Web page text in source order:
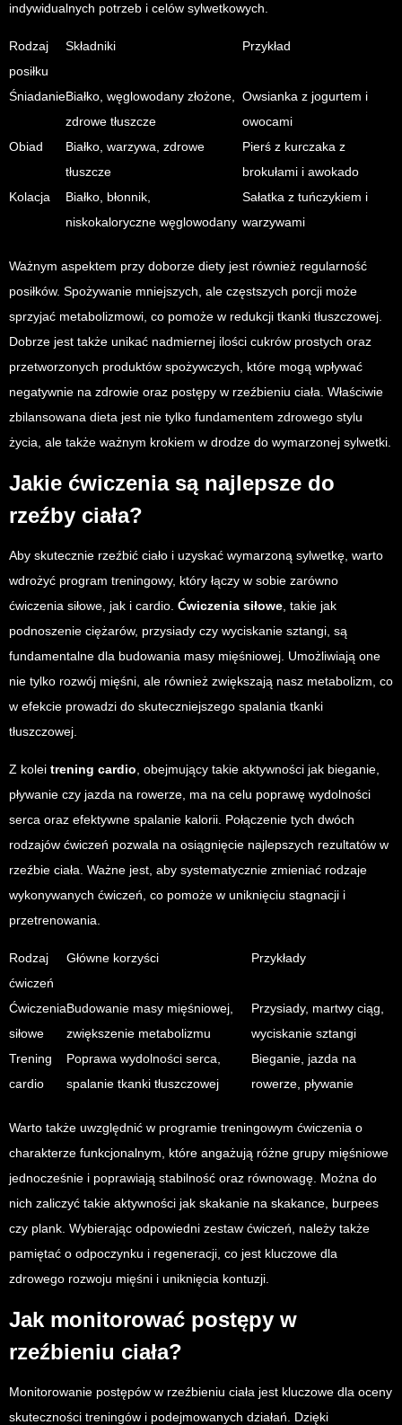
indywidualnych potrzeb i celów sylwetkowych.
Rodzaj
posiłku
Składniki Przykład
ŚniadanieBiałko, węglowodany złożone,
zdrowe tłuszcze
Owsianka z jogurtem i
owocami
Obiad
Białko, warzywa, zdrowe
tłuszcze
Pierś z kurczaka z
brokułami i awokado
Kolacja
Białko, błonnik,
niskokaloryczne węglowodany
Sałatka z tuńczykiem i
warzywami
Ważnym aspektem przy doborze diety jest również regularność
posiłków. Spożywanie mniejszych, ale częstszych porcji może
sprzyjać metabolizmowi, co pomoże w redukcji tkanki tłuszczowej.
Dobrze jest także unikać nadmiernej ilości cukrów prostych oraz
przetworzonych produktów spożywczych, które mogą wpływać
negatywnie na zdrowie oraz postępy w rzeźbieniu ciała. Właściwie
zbilansowana dieta jest nie tylko fundamentem zdrowego stylu
życia, ale także ważnym krokiem w drodze do wymarzonej sylwetki.
Jakie ćwiczenia są najlepsze do
rzeźby ciała?
Aby skutecznie rzeźbić ciało i uzyskać wymarzoną sylwetkę, warto
wdrożyć program treningowy, który łączy w sobie zarówno
ćwiczenia siłowe, jak i cardio. Ćwiczenia siłowe , takie jak
podnoszenie ciężarów, przysiady czy wyciskanie sztangi, są
fundamentalne dla budowania masy mięśniowej. Umożliwiają one
nie tylko rozwój mięśni, ale również zwiększają nasz metabolizm, co
w efekcie prowadzi do skuteczniejszego spalania tkanki
tłuszczowej.
Z kolei trening cardio , obejmujący takie aktywności jak bieganie,
pływanie czy jazda na rowerze, ma na celu poprawę wydolności
serca oraz efektywne spalanie kalorii. Połączenie tych dwóch
rodzajów ćwiczeń pozwala na osiągnięcie najlepszych rezultatów w
rzeźbie ciała. Ważne jest, aby systematycznie zmieniać rodzaje
wykonywanych ćwiczeń, co pomoże w uniknięciu stagnacji i
przetrenowania.
Rodzaj
ćwiczeń
Główne korzyści Przykłady
Ćwiczenia
siłowe
Budowanie masy mięśniowej,
zwiększenie metabolizmu
Przysiady, martwy ciąg,
wyciskanie sztangi
Trening
cardio
Poprawa wydolności serca,
spalanie tkanki tłuszczowej
Bieganie, jazda na
rowerze, pływanie
Warto także uwzględnić w programie treningowym ćwiczenia o
charakterze funkcjonalnym, które angażują różne grupy mięśniowe
jednocześnie i poprawiają stabilność oraz równowagę. Można do
nich zaliczyć takie aktywności jak skakanie na skakance, burpees
czy plank. Wybierając odpowiedni zestaw ćwiczeń, należy także
pamiętać o odpoczynku i regeneracji, co jest kluczowe dla
zdrowego rozwoju mięśni i uniknięcia kontuzji.
Jak monitorować postępy w
rzeźbieniu ciała?
Monitorowanie postępów w rzeźbieniu ciała jest kluczowe dla oceny
skuteczności treningów i podejmowanych działań. Dzięki